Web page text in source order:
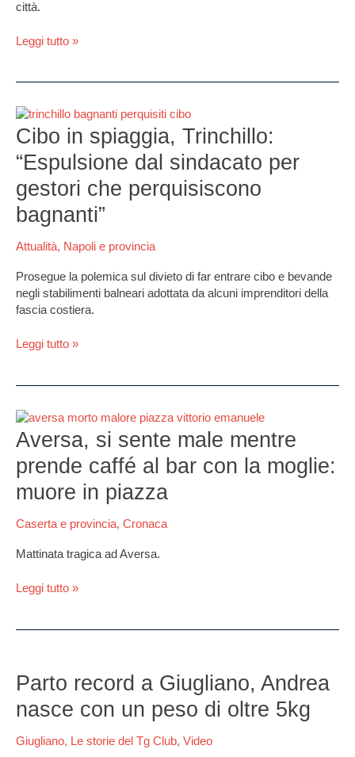
città.
città
Leggi tutto »
Cibo in spiaggia, Trinchillo:
“Espulsione dal sindacato per
gestori che perquisiscono
bagnanti”
Attualità, Napoli e provincia
Prosegue la polemica sul divieto di far entrare cibo e bevande
negli stabilimenti balneari adottata da alcuni imprenditori della
fascia costiera.
Cibo
in
spiaggia,
Trinchillo:
“Espulsione
dal
sindacato
gestori
perquisiscono
bagnanti”
Leggi tutto »
Aversa, si sente male mentre
prende caffé al bar con la moglie:
muore in piazza
Caserta e provincia, Cronaca
Mattinata tragica ad Aversa.
Aversa,
si
sente
male
prende
caffé
bar
la
in
Leggi tutto »
Parto record a Giugliano, Andrea
nasce con un peso di oltre 5kg
Giugliano, Le storie del Tg Club, Video
record
a
Giugliano,
nasce